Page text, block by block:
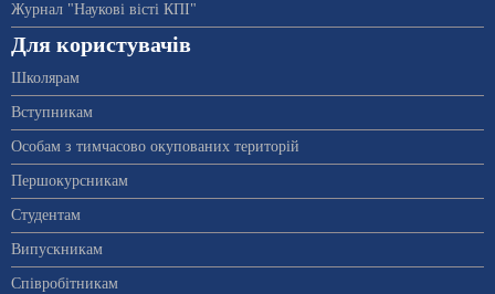
Журнал "Наукові вісті КПІ"
Для користувачів
Школярам
Вступникам
Особам з тимчасово окупованих територій
Першокурсникам
Студентам
Випускникам
Співробітникам